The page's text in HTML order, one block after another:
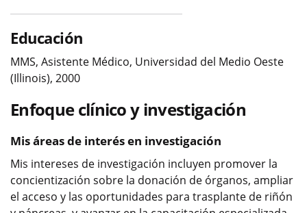
Educación
MMS, Asistente Médico, Universidad del Medio Oeste
(Illinois), 2000
Enfoque clínico y investigación
Mis áreas de interés en investigación
Mis intereses de investigación incluyen promover la
concientización sobre la donación de órganos, ampliar
el acceso y las oportunidades para trasplante de riñón